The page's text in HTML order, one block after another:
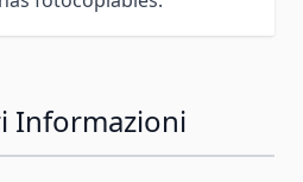
Informazioni